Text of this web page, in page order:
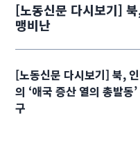
[노동신문 다시보기]
맹비난
[노동신문 다시보기] 북,
의 ‘애국 증산 열의 총발동’
구